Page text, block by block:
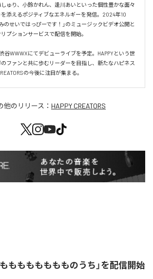
ゅり、小鈴かれん、逢川あいといった個性豊かな面々
添えるポジティブなエネルギーを発信。2024年10
のせいではっぴーです！」のミュージックビデオ公開と
プションサービスで配信を開始。
谷WWWXにてデビューライブを予定。HAPPYという世
ファンと共に歩むリーダーを目指し、新たなハピネス
の今後に注目が集まる。
他のリリース： HAPPY CREATORS
ももももももものうち」を配信開始